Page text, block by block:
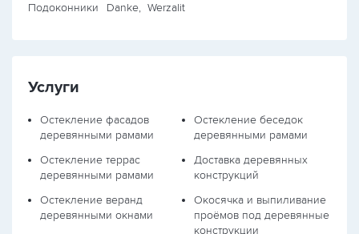
Подоконники
Danke, Werzalit
Услуги
Остекление фасадов
деревянными рамами
Остекление террас
деревянными рамами
Остекление веранд
деревянными окнами
Остекление беседок
деревянными рамами
Доставка деревянных
конструкций
Окосячка и выпиливание
проёмов под деревянные
конструкции